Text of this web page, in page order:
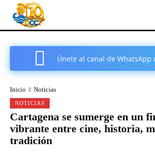
Únete al canal de WhatsApp
Inicio Noticias
NOTICIAS
Cartagena se sumerge en un
vibrante entre cine, historia,
tradición